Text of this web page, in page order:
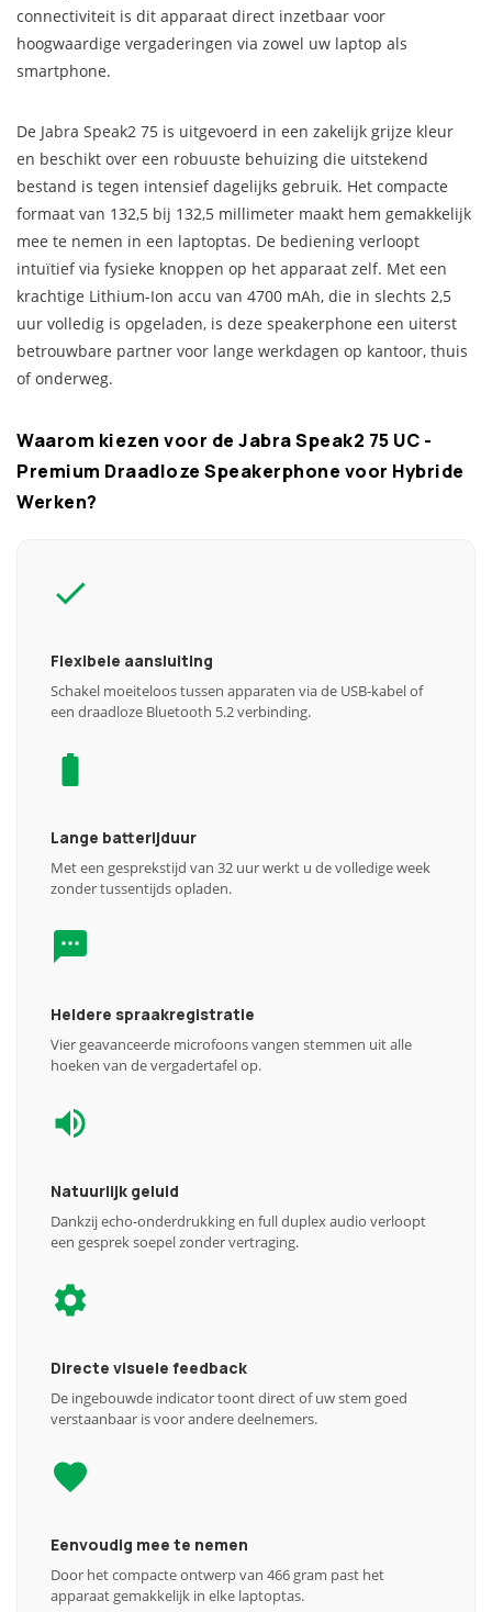
connectiviteit is dit apparaat direct inzetbaar voor
hoogwaardige vergaderingen via zowel uw laptop als
smartphone.
De Jabra Speak2 75 is uitgevoerd in een zakelijk grijze kleur
en beschikt over een robuuste behuizing die uitstekend
bestand is tegen intensief dagelijks gebruik. Het compacte
formaat van 132,5 bij 132,5 millimeter maakt hem gemakkelijk
mee te nemen in een laptoptas. De bediening verloopt
intuïtief via fysieke knoppen op het apparaat zelf. Met een
krachtige Lithium-Ion accu van 4700 mAh, die in slechts 2,5
uur volledig is opgeladen, is deze speakerphone een uiterst
betrouwbare partner voor lange werkdagen op kantoor, thuis
of onderweg.
Waarom kiezen voor de Jabra Speak2 75 UC -
Premium Draadloze Speakerphone voor Hybride
Werken?
Flexibele aansluiting
Schakel moeiteloos tussen apparaten via de USB-kabel of
een draadloze Bluetooth 5.2 verbinding.
Lange batterijduur
Met een gesprekstijd van 32 uur werkt u de volledige week
zonder tussentijds opladen.
Heldere spraakregistratie
Vier geavanceerde microfoons vangen stemmen uit alle
hoeken van de vergadertafel op.
Natuurlijk geluid
Dankzij echo-onderdrukking en full duplex audio verloopt
een gesprek soepel zonder vertraging.
Directe visuele feedback
De ingebouwde indicator toont direct of uw stem goed
verstaanbaar is voor andere deelnemers.
Eenvoudig mee te nemen
Door het compacte ontwerp van 466 gram past het
apparaat gemakkelijk in elke laptoptas.